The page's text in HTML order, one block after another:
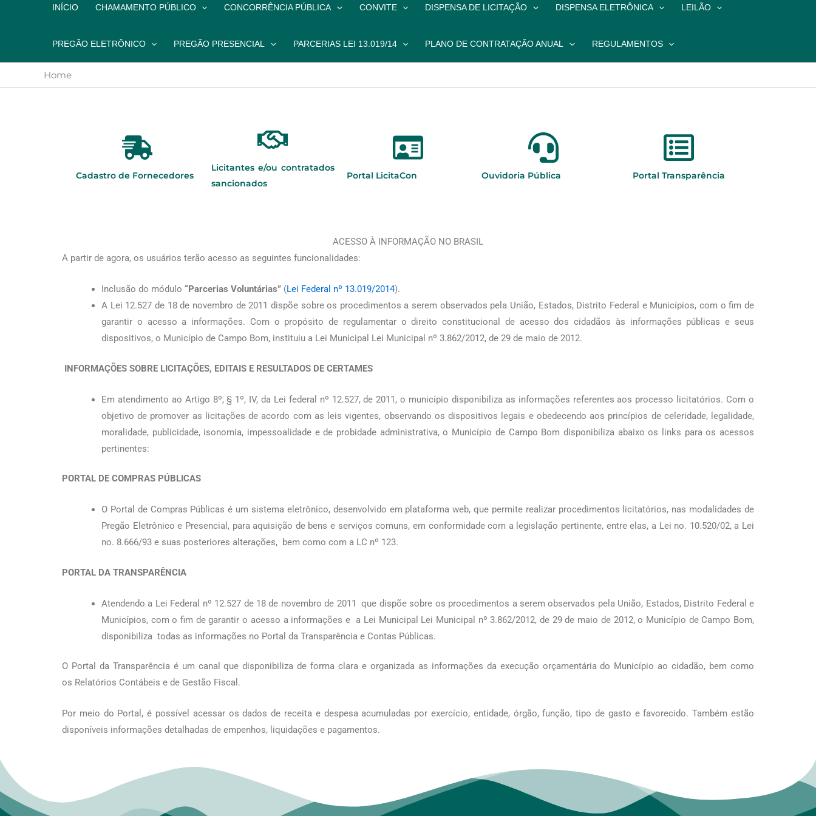
INÍCIO CHAMAMENTO PÚBLICO CONCORRÊNCIA PÚBLICA CONVITE DISPENSA DE LICITAÇÃO DISPENSA ELETRÔNICA LEILÃO
PREGÃO ELETRÔNICO PREGÃO PRESENCIAL PARCERIAS LEI 13.019/14 PLANO DE CONTRATAÇÃO ANUAL REGULAMENTOS
Home
Cadastro de Fornecedores
Licitantes e/ou contratados
sancionados
Portal LicitaCon Ouvidoria Pública Portal Transparência
ACESSO À INFORMAÇÃO NO BRASIL
A partir de agora, os usuários terão acesso as seguintes funcionalidades:
Inclusão do módulo “Parcerias Voluntárias” (Lei Federal nº 13.019/2014).
A Lei 12.527 de 18 de novembro de 2011 dispõe sobre os procedimentos a serem observados pela União, Estados, Distrito Federal e Municípios, com o fim de
garantir o acesso a informações. Com o propósito de regulamentar o direito constitucional de acesso dos cidadãos às informações públicas e seus
dispositivos, o Município de Campo Bom, instituiu a Lei Municipal Lei Municipal nº 3.862/2012, de 29 de maio de 2012.
INFORMAÇÕES SOBRE LICITAÇÕES, EDITAIS E RESULTADOS DE CERTAMES
Em atendimento ao Artigo 8º, § 1º, IV, da Lei federal nº 12.527, de 2011, o município disponibiliza as informações referentes aos processo licitatórios. Com o
objetivo de promover as licitações de acordo com as leis vigentes, observando os dispositivos legais e obedecendo aos princípios de celeridade, legalidade,
moralidade, publicidade, isonomia, impessoalidade e de probidade administrativa, o Município de Campo Bom disponibiliza abaixo os links para os acessos
pertinentes:
PORTAL DE COMPRAS PÚBLICAS
O Portal de Compras Públicas é um sistema eletrônico, desenvolvido em plataforma web, que permite realizar procedimentos licitatórios, nas modalidades de
Pregão Eletrônico e Presencial, para aquisição de bens e serviços comuns, em conformidade com a legislação pertinente, entre elas, a Lei no. 10.520/02, a Lei
no. 8.666/93 e suas posteriores alterações, bem como com a LC nº 123.
PORTAL DA TRANSPARÊNCIA
Atendendo a Lei Federal nº 12.527 de 18 de novembro de 2011 que dispõe sobre os procedimentos a serem observados pela União, Estados, Distrito Federal e
Municípios, com o fim de garantir o acesso a informações e a Lei Municipal Lei Municipal nº 3.862/2012, de 29 de maio de 2012, o Município de Campo Bom,
disponibiliza todas as informações no Portal da Transparência e Contas Públicas.
O Portal da Transparência é um canal que disponibiliza de forma clara e organizada as informações da execução orçamentária do Município ao cidadão, bem como
os Relatórios Contábeis e de Gestão Fiscal.
Por meio do Portal, é possível acessar os dados de receita e despesa acumuladas por exercício, entidade, órgão, função, tipo de gasto e favorecido. Também estão
disponíveis informações detalhadas de empenhos, liquidações e pagamentos.